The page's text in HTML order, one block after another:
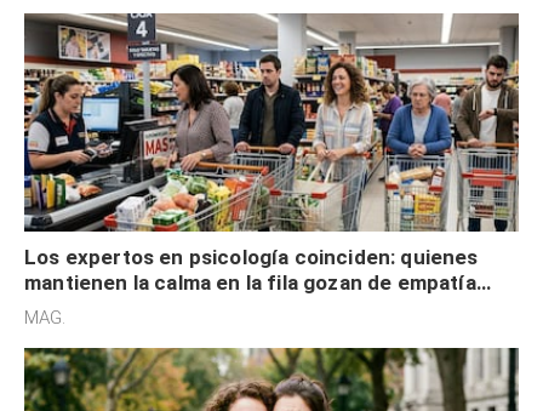
Los expertos en psicología coinciden: quienes
mantienen la calma en la fila gozan de empatía
cognitiva, gratitud y no solo tienen autocontrol
MAG.